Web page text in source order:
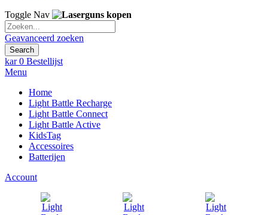
Toggle Nav
Geavanceerd zoeken
Search
kar 0 Bestellijst
Menu
Home
Light Battle Recharge
Light Battle Connect
Light Battle Active
KidsTag
Accessoires
Batterijen
Account